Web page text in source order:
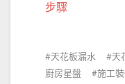
步驟
天花板漏水 天
廚房星盤
施工